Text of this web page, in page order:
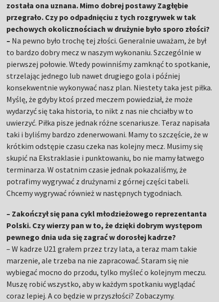
została ona uznana. Mimo dobrej postawy Zagłębie
przegrało. Czy po odpadnięciu z tych rozgrywek w tak
pechowych okolicznościach w drużynie było sporo złości?
– Na pewno było trochę tej złości. Generalnie uważam, że był
to bardzo dobry mecz w naszym wykonaniu. Szczególnie w
pierwszej połowie. Wtedy powinniśmy zamknąć to spotkanie,
strzelając jednego lub nawet drugiego gola i później
konsekwentnie wykonywać nasz plan. Niestety taka jest piłka.
Myślę, że gdyby ktoś przed meczem powiedział, że może
wydarzyć się taka historia, to nikt z nas nie chciałby w to
uwierzyć. Piłka pisze jednak różne scenariusze. Teraz napisała
taki i byliśmy bardzo zdenerwowani. Mamy to szczęście, że w
krótkim odstępie czasu czeka nas kolejny mecz. Musimy się
skupić na Ekstraklasie i punktowaniu, bo nie mamy łatwego
terminarza. W ostatnim czasie jednak pokazaliśmy, że
potrafimy wygrywać z drużynami z górnej części tabeli.
Chcemy wygrywać również w następnych tygodniach.
– Zakończył się pana cykl młodzieżowego reprezentanta
Polski. Czy wierzy pan w to, że dzięki dobrym występom
pewnego dnia uda się zagrać w dorosłej kadrze?
– W kadrze U21 grałem przez trzy lata, a teraz mam takie
marzenie, ale trzeba na nie zapracować. Staram się nie
wybiegać mocno do przodu, tylko myśleć o kolejnym meczu.
Muszę robić wszystko, aby w każdym spotkaniu wyglądać
coraz lepiej. A co będzie w przyszłości? Zobaczymy.